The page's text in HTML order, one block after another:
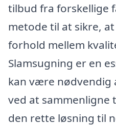
tilbud fra forskellige
metode til at sikre,
forhold mellem
Slamsugning er en
kan være nødvendig
ved at sammenligne
den rette løsning til